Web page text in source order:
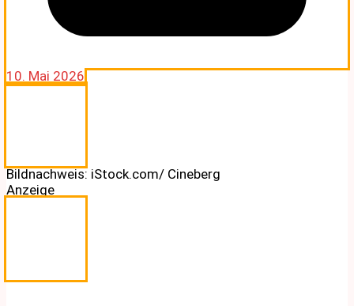
10. Mai 2026
Bildnachweis: iStock.com/ Cineberg
Anzeige